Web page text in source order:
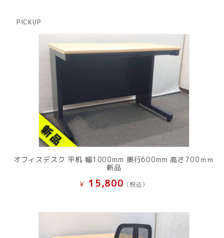
PICKUP
オフィスデスク 平机 幅1000mm 奥行600mm 高さ700ｍｍ
新品
¥ 15,800 (税込）